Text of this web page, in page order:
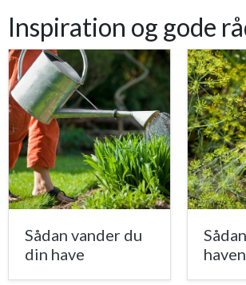
Inspiration og gode
Sådan vander du
din have